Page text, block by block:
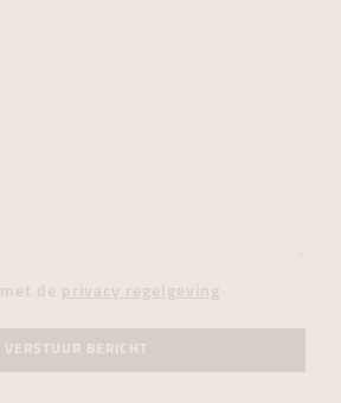
de privacy regelgeving
VERSTUUR BERICHT